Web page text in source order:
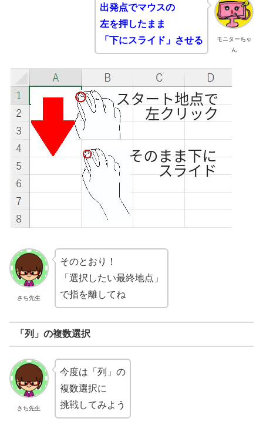
モニターちゃ
ん
出発点でマウスの
左を押したまま
「下にスライド」させる
さち先生
そのとおり！
「選択したい最終地点」
で指を離してね
「列」の複数選択
さち先生
今度は「列」の
複数選択に
挑戦してみよう